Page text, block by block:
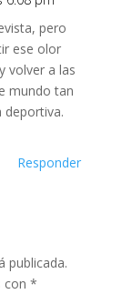
pero
ese olor
volver a las
mundo tan
deportiva.
Responder
publicada.
con *